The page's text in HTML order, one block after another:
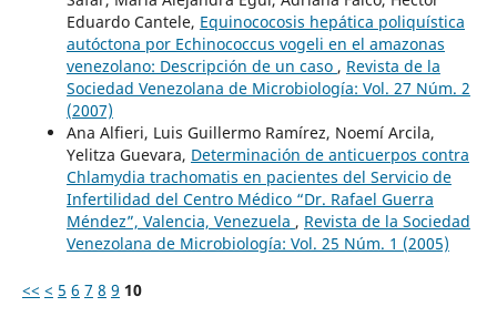
Eduardo Cantele, Equinococosis hepática poliquística
autóctona por Echinococcus vogeli en el amazonas
venezolano: Descripción de un caso , Revista de la
Sociedad Venezolana de Microbiología: Vol. 27 Núm. 2
(2007)
Ana Alfieri, Luis Guillermo Ramírez, Noemí Arcila,
Yelitza Guevara, Determinación de anticuerpos contra
Chlamydia trachomatis en pacientes del Servicio de
Infertilidad del Centro Médico “Dr. Rafael Guerra
Méndez”, Valencia, Venezuela , Revista de la Sociedad
Venezolana de Microbiología: Vol. 25 Núm. 1 (2005)
<< < 5 6 7 8 9 10